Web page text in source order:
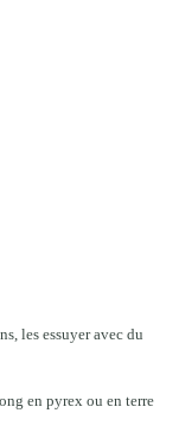
les essuyer avec du
en pyrex ou en terre